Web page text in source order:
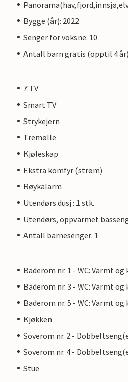
Bygge (år): 2022
Senger for voksne: 10
Antall barn gratis (opptil 4
7 TV
Smart TV
Strykejern
Tremølle
Kjøleskap
Ekstra komfyr (strøm)
Røykalarm
Utendørs dusj : 1 stk.
Utendørs, oppvarmet
Antall barnesenger: 1
Baderom nr. 1 - WC: Varmt
Baderom nr. 3 - WC: Varmt
Baderom nr. 5 - WC: Varmt
Kjøkken
Soverom nr. 2 -
Soverom nr. 4 -
Stue